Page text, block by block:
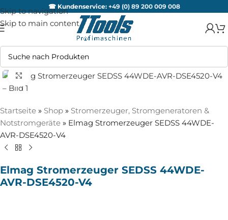
Skip to navigation
Skip to main content
☎ Kundenservice: +49 (0) 89 200 009 008
Zum Vergrößern anklicken
Startseite » Shop » Stromerzeuger, Stromgeneratoren &
Notstromgeräte » Elmag Stromerzeuger SEDSS 44WDE-
AVR-DSE4520-V4
Elmag Stromerzeuger SEDSS 44WDE-
AVR-DSE4520-V4